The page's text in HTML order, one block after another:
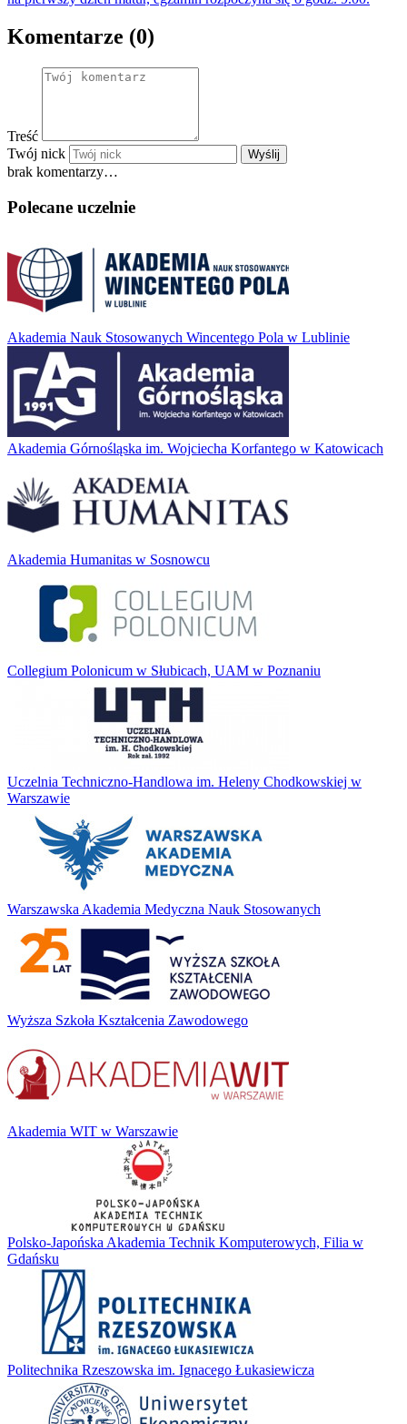
Komentarze (0)
Treść
Twój nick
Wyślij
brak komentarzy…
Polecane uczelnie
Akademia Nauk Stosowanych Wincentego Pola w Lublinie
Akademia Górnośląska im. Wojciecha Korfantego w Katowicach
Akademia Humanitas w Sosnowcu
Collegium Polonicum w Słubicach, UAM w Poznaniu
Uczelnia Techniczno-Handlowa im. Heleny Chodkowskiej w
Warszawie
Warszawska Akademia Medyczna Nauk Stosowanych
Wyższa Szkoła Kształcenia Zawodowego
Akademia WIT w Warszawie
Polsko-Japońska Akademia Technik Komputerowych, Filia w
Gdańsku
Politechnika Rzeszowska im. Ignacego Łukasiewicza